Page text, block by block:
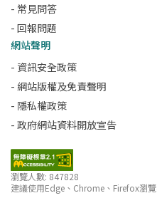
- 常見問答
- 回報問題
網站聲明
- 資訊安全政策
- 網站版權及免責聲明
- 隱私權政策
- 政府網站資料開放宣告
瀏覽人數: 847828
建議使用Edge、Chrome、Firefox瀏